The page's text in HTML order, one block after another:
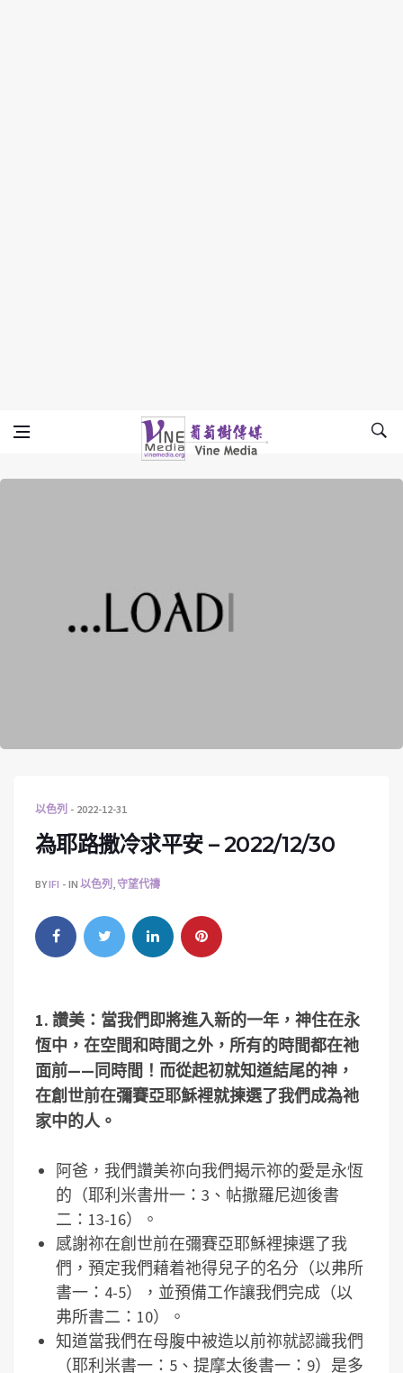
Vine Media
葡萄樹傳媒
以色列 2022-12-31
為耶路撒冷求平安 – 2022/12/30
BYIFI IN 以色列 ,守望代禱
1. 讚美：當我們即將進入新的一年，神住在永
恆中，在空間和時間之外，所有的時間都在祂
面前——同時間！而從起初就知道結尾的神，
在創世前在彌賽亞耶穌裡就揀選了我們成為祂
家中的人。
阿爸，我們讚美祢向我們揭示祢的愛是永恆
的（耶利米書卅一：3、帖撒羅尼迦後書
二：13-16）。
感謝祢在創世前在彌賽亞耶穌裡揀選了我
們，預定我們藉着祂得兒子的名分（以弗所
書一：4-5），並預備工作讓我們完成（以
弗所書二：10）。
知道當我們在母腹中被造以前祢就認識我們
（耶利米書一：5、提摩太後書一：9）是多